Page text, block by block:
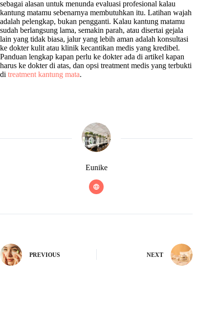
sebagai alasan untuk menunda evaluasi profesional kalau
kantung matamu sebenarnya membutuhkan itu. Latihan wajah
adalah pelengkap, bukan pengganti. Kalau kantung matamu
sudah berlangsung lama, semakin parah, atau disertai gejala
lain yang tidak biasa, jalur yang lebih aman adalah konsultasi
ke dokter kulit atau klinik kecantikan medis yang kredibel.
Panduan lengkap kapan perlu ke dokter ada di artikel kapan
harus ke dokter di atas, dan opsi treatment medis yang terbukti
di treatment kantung mata.
Eunike
PREVIOUS NEXT